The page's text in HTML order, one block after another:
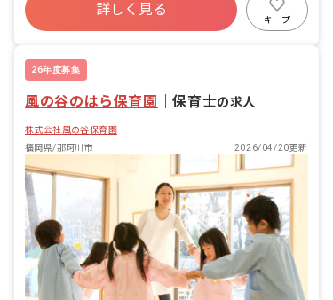
詳しく見る
キープ
26年度募集
風の谷のはら保育園 ｜保育士の求人
株式会社風の谷保育園
福岡県/那珂川市
2026/04/20更新